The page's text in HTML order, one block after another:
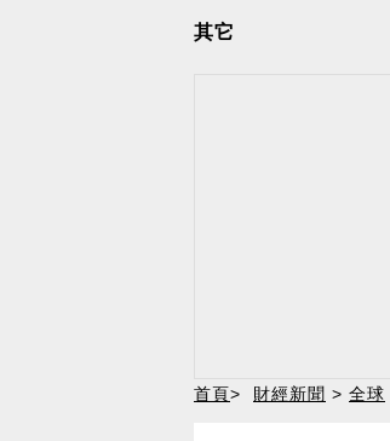
其它
首頁> 財經新聞 > 全球